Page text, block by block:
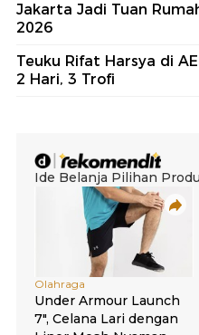
Jakarta Jadi Tuan
2026
Teuku Rifat Harsya di
2 Hari, 3 Trofi